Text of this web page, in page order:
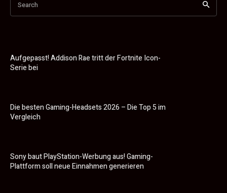
Search
Aufgepasst! Addison Rae tritt der Fortnite Icon-
Serie bei
Die besten Gaming-Headsets 2026 – Die Top 5 im
Vergleich
Sony baut PlayStation-Werbung aus! Gaming-
Plattform soll neue Einnahmen generieren